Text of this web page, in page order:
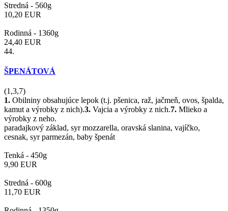
Stredná - 560g
10,20 EUR
Rodinná - 1360g
24,40 EUR
44.
ŠPENÁTOVÁ
(1,3,7)
1. Obilniny obsahujúce lepok (t.j. pšenica, raž, jačmeň, ovos, špalda,
kamut a výrobky z nich).3. Vajcia a výrobky z nich.7. Mlieko a
výrobky z neho.
paradajkový základ, syr mozzarella, oravská slanina, vajíčko,
cesnak, syr parmezán, baby špenát
Tenká - 450g
9,90 EUR
Stredná - 600g
11,70 EUR